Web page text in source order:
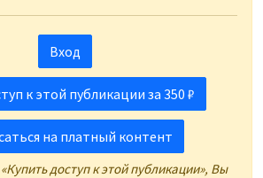
Вход
к этой публикации за 350 ₽
на платный контент
доступ к этой публикации», Вы